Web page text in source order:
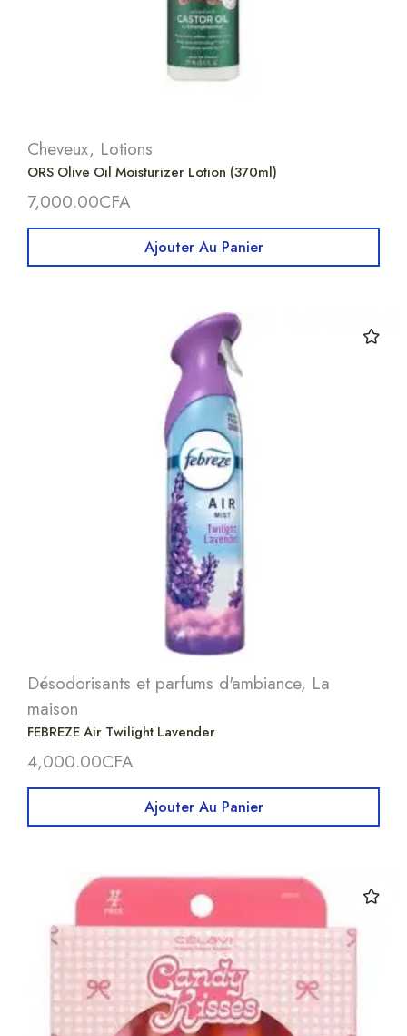
Cheveux, Lotions
ORS Olive Oil Moisturizer Lotion (370ml)
7,000.00CFA
Ajouter Au Panier
Désodorisants et parfums d'ambiance, La
maison
FEBREZE Air Twilight Lavender
4,000.00CFA
Ajouter Au Panier